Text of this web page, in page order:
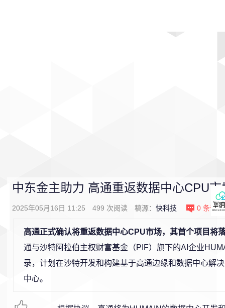
中东金主助力 高通重返数据中心CPU市
2025年05月16日 11:25 499 次阅读 稿源： 快科技 0 条评论
高通正式确认将重返数据中心CPU市场，其首个项目将
通与沙特阿拉伯主权财富基金（PIF）旗下的AI企业
录，计划在沙特开发和构建基于高通边缘和数据中心解
中心。